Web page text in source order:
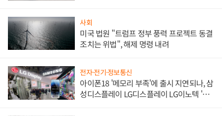
사회
미국 법원 "트럼프 정부 풍력 프로젝트 동결
조치는 위법", 해제 명령 내려
전자·전기·정보통신
아이폰18 '메모리 부족'에 출시 지연되나, 삼
성디스플레이 LG디스플레이 LG이노텍 '탈